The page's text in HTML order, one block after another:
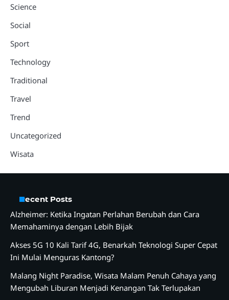
Science
Social
Sport
Technology
Traditional
Travel
Trend
Uncategorized
Wisata
Recent Posts
Alzheimer: Ketika Ingatan Perlahan Berubah dan Cara
Memahaminya dengan Lebih Bijak
Akses 5G 10 Kali Tarif 4G, Benarkah Teknologi Super Cepat
Ini Mulai Menguras Kantong?
Malang Night Paradise, Wisata Malam Penuh Cahaya yang
Mengubah Liburan Menjadi Kenangan Tak Terlupakan